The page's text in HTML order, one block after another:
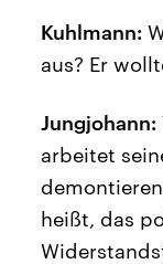
Kuhlmann:
aus? Er
Jungjohann:
arbeitet
heißt, das